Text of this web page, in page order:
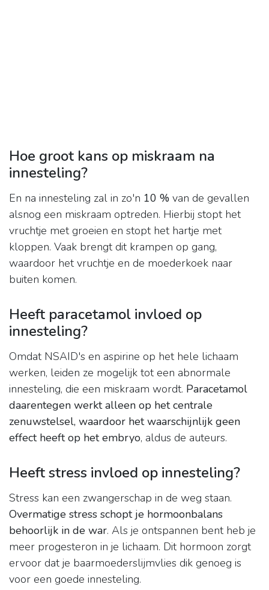
Hoe groot kans op miskraam na
innesteling?
En na innesteling zal in zo'n 10 % van de gevallen
alsnog een miskraam optreden. Hierbij stopt het
vruchtje met groeien en stopt het hartje met
kloppen. Vaak brengt dit krampen op gang,
waardoor het vruchtje en de moederkoek naar
buiten komen.
Heeft paracetamol invloed op
innesteling?
Omdat NSAID's en aspirine op het hele lichaam
werken, leiden ze mogelijk tot een abnormale
innesteling, die een miskraam wordt. Paracetamol
daarentegen werkt alleen op het centrale
zenuwstelsel, waardoor het waarschijnlijk geen
effect heeft op het embryo, aldus de auteurs.
Heeft stress invloed op innesteling?
Stress kan een zwangerschap in de weg staan.
Overmatige stress schopt je hormoonbalans
behoorlijk in de war. Als je ontspannen bent heb je
meer progesteron in je lichaam. Dit hormoon zorgt
ervoor dat je baarmoederslijmvlies dik genoeg is
voor een goede innesteling.